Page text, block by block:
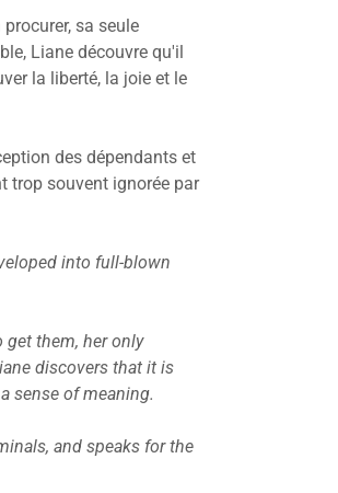
sa seule
Liane découvre qu'il
la liberté, la joie et le
des dépendants et
trop souvent ignorée par
into full-blown
get them, her only
discovers that it is
sense of meaning.
and speaks for the